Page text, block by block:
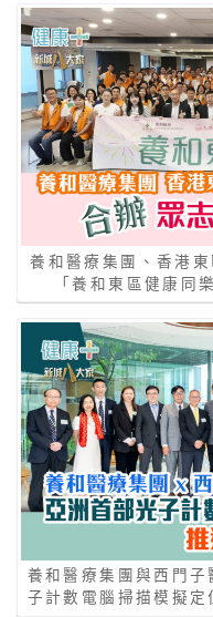
養和醫療集團、香港
「養和東區健康同
養和醫療集團與西門
子計數電腦掃描模擬